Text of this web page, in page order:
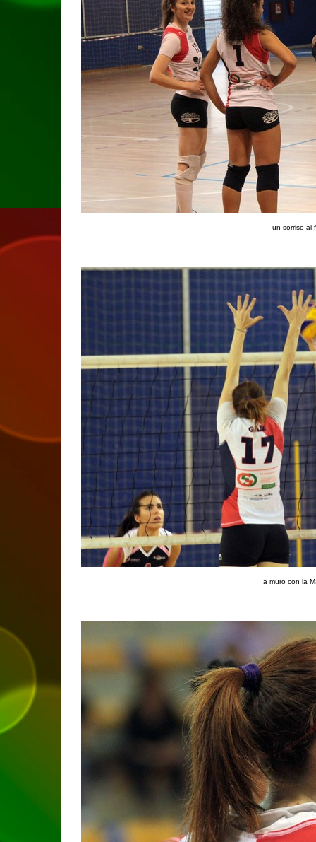
un sorriso ai
a muro con la